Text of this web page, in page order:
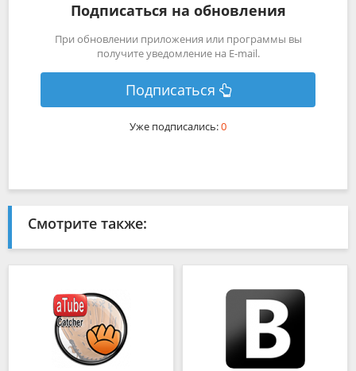
Подписаться на обновления
При обновлении приложения или программы вы
получите уведомление на E-mail.
Подписаться
Уже подписались:0
Смотрите также: